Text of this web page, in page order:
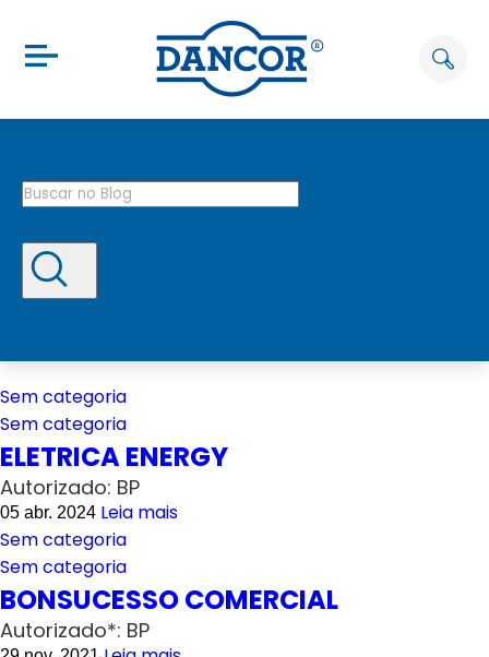
Sem categoria
Sem categoria
ELETRICA ENERGY
Autorizado: BP
05 abr. 2024 Leia mais
Sem categoria
Sem categoria
BONSUCESSO COMERCIAL
Autorizado*: BP